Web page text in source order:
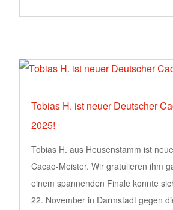
Tobias H. ist neuer Deutscher
2025!
Tobias H. aus Heusenstamm ist
Cacao-Meister. Wir gratulieren ihm
einem spannenden Finale konnte
22. November in Darmstadt gegen